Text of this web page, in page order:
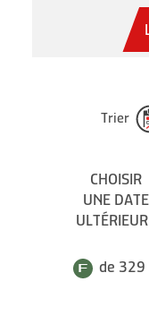
Trier
CHOISIR
UNE DATE
de 329